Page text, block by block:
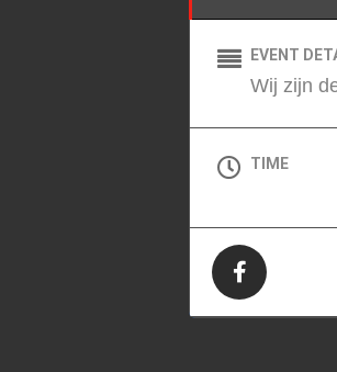
EVENT
Wij zijn
TIME